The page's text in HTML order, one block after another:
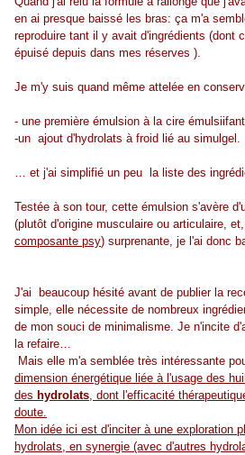
en ai presque baissé les bras: ça m'a
reproduire tant il y avait d'ingrédients (dont
épuisé depuis dans mes réserves ).
Je m'y suis quand même attelée en
- une première émulsion à la cire
-un ajout d'hydrolats à froid lié au simulgel.
… et j'ai simplifié un peu la liste des
Testée à son tour, cette émulsion s'avère
(plutôt d'origine musculaire ou articulaire,
composante psy) surprenante, je l'ai donc
J'ai beaucoup hésité avant de publier la
simple, elle nécessite de nombreux
de mon souci de minimalisme. Je n'incite
la refaire…
Mais elle m'a semblée très intéressante
dimension énergétique liée à l'usage des
des hydrolats, dont l'efficacité
doute.
Mon idée ici est d'inciter à une exploration
hydrolats, en synergie (avec d'autres